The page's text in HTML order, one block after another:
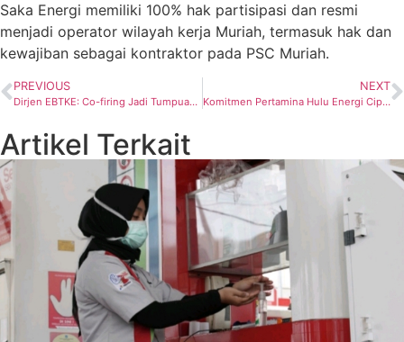
Saka Energi memiliki 100% hak partisipasi dan resmi
menjadi operator wilayah kerja Muriah, termasuk hak dan
kewajiban sebagai kontraktor pada PSC Muriah.
PREVIOUS
Dirjen EBTKE: Co-firing Jadi Tumpuan Utama Transisi Energi bagi Negara Agraris
NEXT
Komitmen Pertamina Hulu Energi Ciptakan Suasana Kerja Optimal Guna Dukung Kinerja Perusahaan
Artikel Terkait